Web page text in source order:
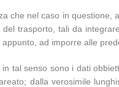
che nel caso in
trasporto, tali da
appunto, ad imporre alle
in tal senso sono i dati
dalla verosimile